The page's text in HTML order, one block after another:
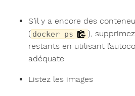
S’il y a encore des
( docker ps
),
restants en utilisant
adéquate
Listez les images